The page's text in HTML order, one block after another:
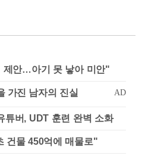
제안…아기 못 낳아 미안"
버, UDT 훈련 완벽 소화
건물 450억에 매물로"